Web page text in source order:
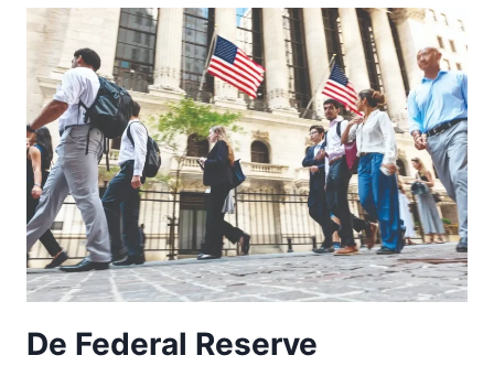
De Federal Reserve